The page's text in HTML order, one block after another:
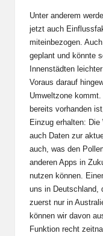
Unter anderem
jetzt auch
miteinbezogen.
geplant und könnte
Innenstädten
Voraus darauf
Umweltzone
bereits vorhanden
Einzug erhalten:
auch Daten zur
auch, was den
anderen Apps in
nutzen können.
uns in Deutschland,
zuerst nur in
können wir davon
Funktion recht